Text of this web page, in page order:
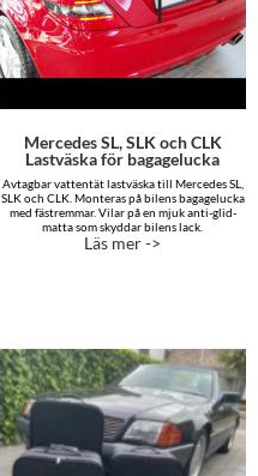
Mercedes SL, SLK och CLK
Lastväska för bagagelucka
Avtagbar vattentät lastväska till Mercedes SL,
SLK och CLK. Monteras på bilens bagagelucka
med fästremmar. Vilar på en mjuk anti-glid-
matta som skyddar bilens lack.
Läs mer ->